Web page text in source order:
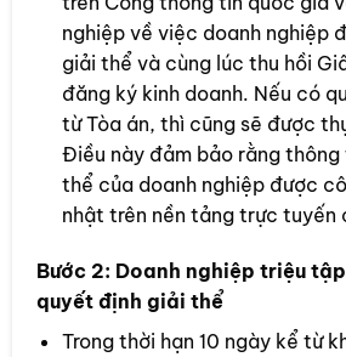
nghiệp về việc doanh nghiệp
giải thể và cùng lúc thu hồi
đăng ký kinh doanh. Nếu có
từ Tòa án, thì cũng sẽ được
Điều này đảm bảo rằng
thể của doanh nghiệp được
nhật trên nền tảng trực tuyến
Bước 2: Doanh nghiệp triệu
quyết định giải thể
Trong thời hạn 10 ngày kể từ